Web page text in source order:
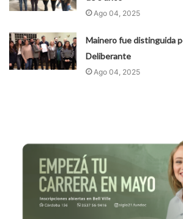
Ago 04, 2025
Mainero fue distinguida
Deliberante
Ago 04, 2025